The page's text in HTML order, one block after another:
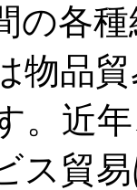
の各
物品
。近
ス貿